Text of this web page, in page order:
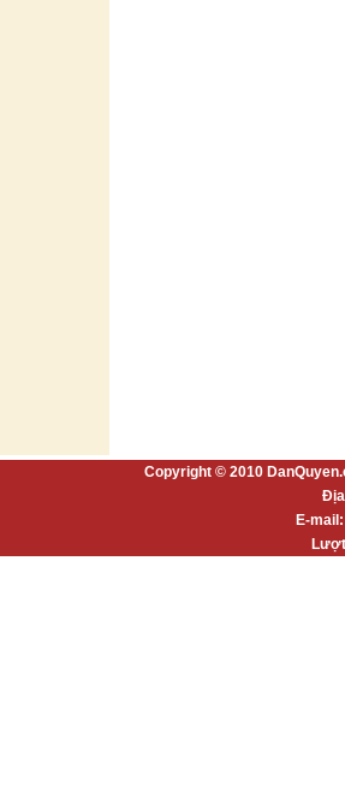
Copyright © 2010
E-